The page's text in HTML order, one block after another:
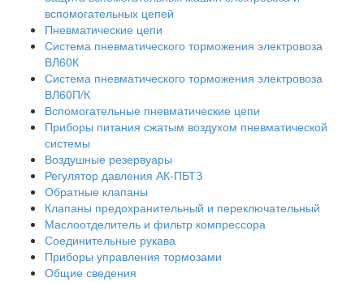
вспомогательных цепей
Пневматические цепи
Система пневматического торможения электровоза
ВЛ60К
Система пневматического торможения электровоза
ВЛ60П/К
Вспомогательные пневматические цепи
Приборы питания сжатым воздухом пневматической
системы
Воздушные резервуары
Регулятор давления АК-ПБТЗ
Обратные клапаны
Клапаны предохранительный и переключательный
Маслоотделитель и фильтр компрессора
Соединительные рукава
Приборы управления тормозами
Общие сведения